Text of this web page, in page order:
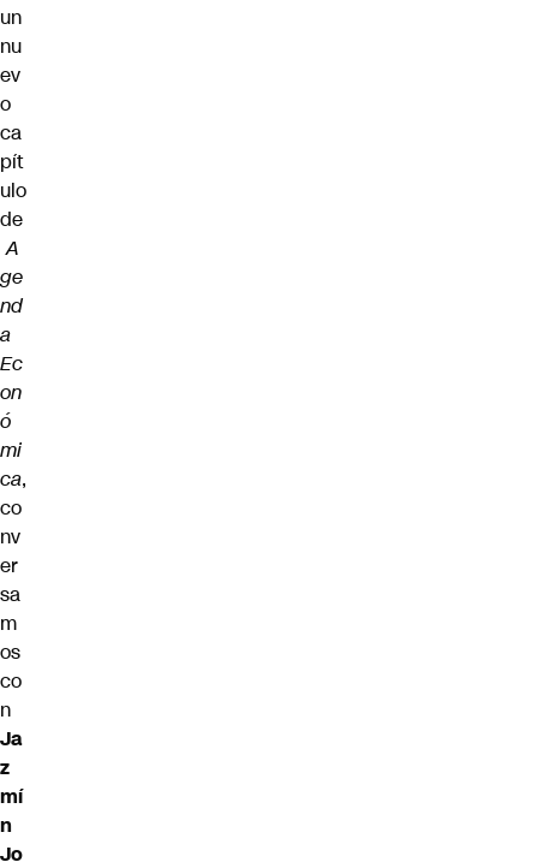
un
nu
ev
o
ca
pít
ulo
de
A
ge
nd
a
Ec
on
ó
mi
ca,
co
nv
er
sa
m
os
co
n
Ja
z
mí
n
Jo